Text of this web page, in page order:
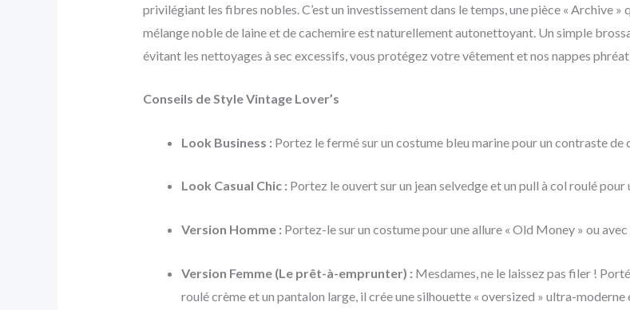
privilégiant les fibres nobles. C’est un investissement dans le temps, une pièce « Archive »
mélange noble de laine et de cachemire est naturellement autonettoyant. Un simple
évitant les nettoyages à sec excessifs, vous protégez votre vêtement et nos nappes
Conseils de Style Vintage Lover’s
Look Business : Portez le fermé sur un costume bleu marine pour un contraste de
Look Casual Chic : Portez le ouvert sur un jean selvedge et un pull à col roulé
Version Homme : Portez-le sur un costume pour une allure « Old Money » ou
Version Femme (Le prêt-à-emprunter) : Mesdames, ne le laissez pas filer !
roulé crème et un pantalon large, il crée une silhouette « oversized » ultra-